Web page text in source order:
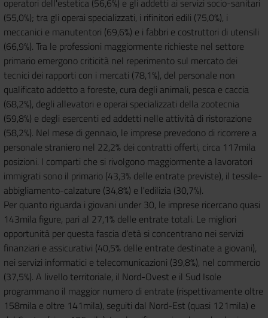
operatori dell'estetica (56,6%) e gli addetti ai servizi socio-sanitari
(55,0%); tra gli operai specializzati, i rifinitori edili (75,0%), i
meccanici e manutentori (69,6%) e i fabbri e costruttori di utensili
(66,9%). Tra le professioni maggiormente richieste nel settore
primario emergono criticità nel reperimento sul mercato dei
tecnici dei rapporti con i mercati (78,1%), del personale non
qualificato addetto a foreste, cura degli animali, pesca e caccia
(68,2%), degli allevatori e operai specializzati della zootecnia
(59,8%) e degli esercenti ed addetti nelle attività di ristorazione
(58,2%). Nel mese di gennaio, le imprese prevedono di ricorrere a
personale straniero nel 22,2% dei contratti offerti, circa 117mila
posizioni. I comparti che si rivolgono maggiormente a lavoratori
immigrati sono il primario (43,3% delle entrate previste), il tessile-
abbigliamento-calzature (34,8%) e l'edilizia (30,7%).
Per quanto riguarda i giovani under 30, le imprese ricercano quasi
143mila figure, pari al 27,1% delle entrate totali. Le migliori
opportunità per questa fascia d'età si concentrano nei servizi
finanziari e assicurativi (40,5% delle entrate destinate a giovani),
nei servizi informatici e telecomunicazioni (39,8%), nel commercio
(37,5%). A livello territoriale, il Nord-Ovest e il Sud Isole
programmano il maggior numero di entrate (rispettivamente oltre
158mila e oltre 141mila), seguiti dal Nord-Est (quasi 121mila) e